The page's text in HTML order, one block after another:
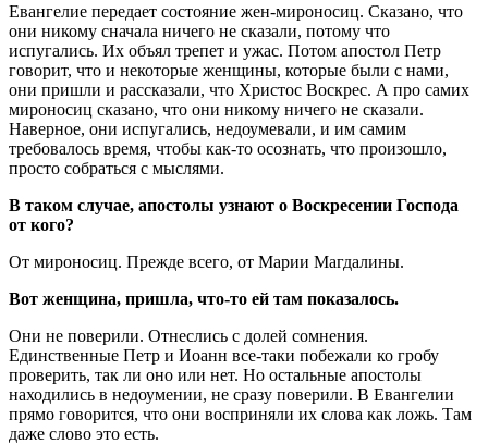
Евангелие передает состояние жен-мироносиц. Сказано, что
они никому сначала ничего не сказали, потому что
испугались. Их объял трепет и ужас. Потом апостол Петр
говорит, что и некоторые женщины, которые были с нами,
они пришли и рассказали, что Христос Воскрес. А про самих
мироносиц сказано, что они никому ничего не сказали.
Наверное, они испугались, недоумевали, и им самим
требовалось время, чтобы как-то осознать, что произошло,
просто собраться с мыслями.
В таком случае, апостолы узнают о Воскресении Господа
от кого?
От мироносиц. Прежде всего, от Марии Магдалины.
Вот женщина, пришла, что-то ей там показалось.
Они не поверили. Отнеслись с долей сомнения.
Единственные Петр и Иоанн все-таки побежали ко гробу
проверить, так ли оно или нет. Но остальные апостолы
находились в недоумении, не сразу поверили. В Евангелии
прямо говорится, что они восприняли их слова как ложь. Там
даже слово это есть.